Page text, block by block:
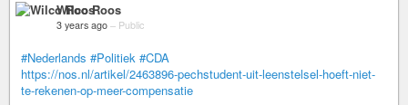
Wilco Roos
3 years ago – Public
#Nederlands #Politiek #CDA
https://nos.nl/artikel/2463896-pechstudent-uit-leenstelsel-hoeft-niet-
te-rekenen-op-meer-compensatie